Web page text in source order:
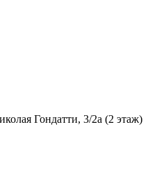
Гондатти, 3/2а (2 этаж)